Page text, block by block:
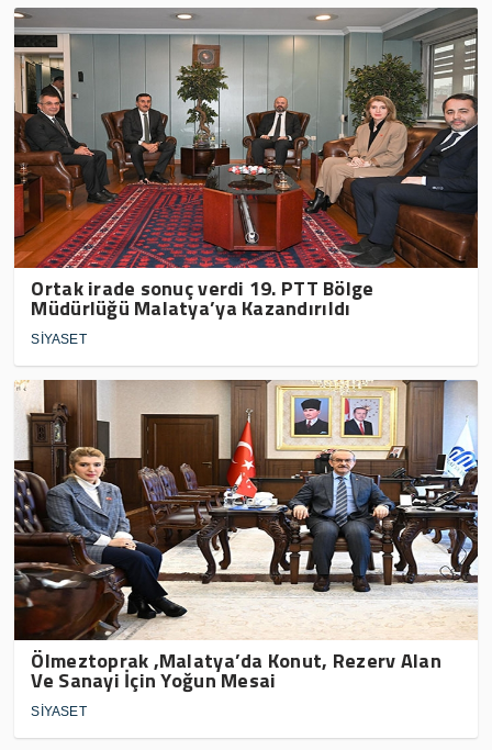
Ortak irade sonuç verdi 19. PTT Bölge
Müdürlüğü Malatya’ya Kazandırıldı
SİYASET
Ölmeztoprak ,Malatya’da Konut, Rezerv Alan
Ve Sanayi İçin Yoğun Mesai
SİYASET